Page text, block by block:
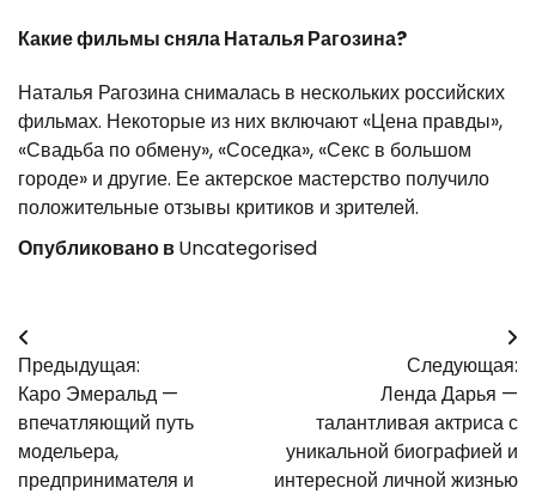
Какие фильмы сняла Наталья Рагозина?
Наталья Рагозина снималась в нескольких российских
фильмах. Некоторые из них включают «Цена правды»,
«Свадьба по обмену», «Соседка», «Секс в большом
городе» и другие. Ее актерское мастерство получило
положительные отзывы критиков и зрителей.
Опубликовано вUncategorised
Навигация
по
записям
Предыдущая:
Каро Эмеральд —
впечатляющий путь
модельера,
предпринимателя и
Следующая:
Ленда Дарья —
талантливая актриса с
уникальной биографией и
интересной личной жизнью